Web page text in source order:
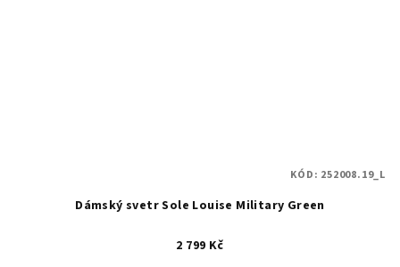
Dámský svetr Sole Louise Military Green
2 799 Kč
KÓD: 252008.19_L